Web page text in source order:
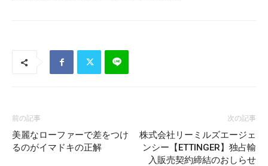
前の記事
美麗なローファーで差をつけ
るのがイマドキの正解
次の記事
株式会社リーミルズエージェ
ンシー【ETTINGER】独占輸
入販売契約締結のおしらせ